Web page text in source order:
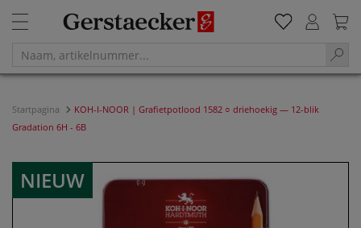
Startpagina
KOH-I-NOOR | Grafietpotlood 1582 ○ driehoekig — 12-blik
Gradation 6H - 6B
NIEUW